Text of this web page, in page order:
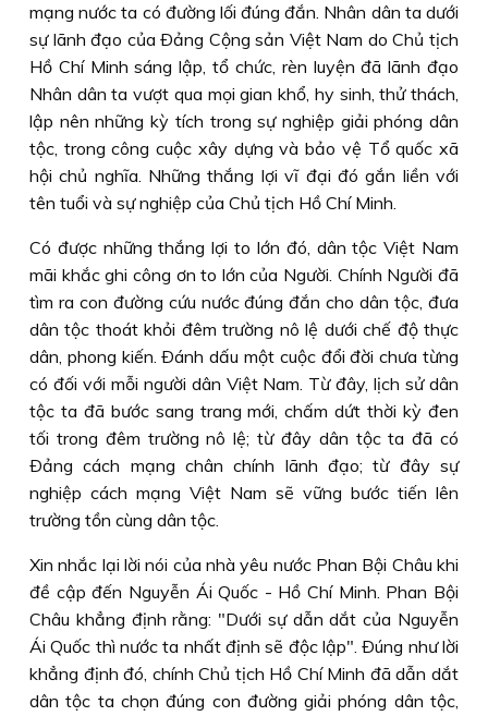
mạng nước ta có đường lối đúng đắn. Nhân dân ta dưới
sự lãnh đạo của Ðảng Cộng sản Việt Nam do Chủ tịch
Hồ Chí Minh sáng lập, tổ chức, rèn luyện đã lãnh đạo
Nhân dân ta vượt qua mọi gian khổ, hy sinh, thử thách,
lập nên những kỳ tích trong sự nghiệp giải phóng dân
tộc, trong công cuộc xây dựng và bảo vệ Tổ quốc xã
hội chủ nghĩa. Những thắng lợi vĩ đại đó gắn liền với
tên tuổi và sự nghiệp của Chủ tịch Hồ Chí Minh.
Có được những thắng lợi to lớn đó, dân tộc Việt Nam
mãi khắc ghi công ơn to lớn của Người. Chính Người đã
tìm ra con đường cứu nước đúng đắn cho dân tộc, đưa
dân tộc thoát khỏi đêm trường nô lệ dưới chế độ thực
dân, phong kiến. Ðánh dấu một cuộc đổi đời chưa từng
có đối với mỗi người dân Việt Nam. Từ đây, lịch sử dân
tộc ta đã bước sang trang mới, chấm dứt thời kỳ đen
tối trong đêm trường nô lệ; từ đây dân tộc ta đã có
Ðảng cách mạng chân chính lãnh đạo; từ đây sự
nghiệp cách mạng Việt Nam sẽ vững bước tiến lên
trường tồn cùng dân tộc.
Xin nhắc lại lời nói của nhà yêu nước Phan Bội Châu khi
đề cập đến Nguyễn Ái Quốc - Hồ Chí Minh. Phan Bội
Châu khẳng định rằng: "Dưới sự dẫn dắt của Nguyễn
Ái Quốc thì nước ta nhất định sẽ độc lập". Ðúng như lời
khẳng định đó, chính Chủ tịch Hồ Chí Minh đã dẫn dắt
dân tộc ta chọn đúng con đường giải phóng dân tộc,